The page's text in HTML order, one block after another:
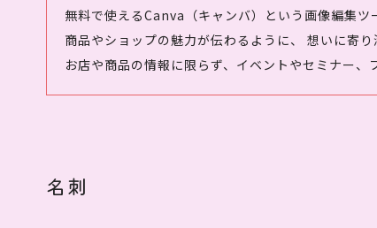
無料で使えるCanva（キャンバ）という画像編集ツ
商品やショップの魅力が伝わるように、 想いに寄り
お店や商品の情報に限らず、イベントやセミナー、
名刺